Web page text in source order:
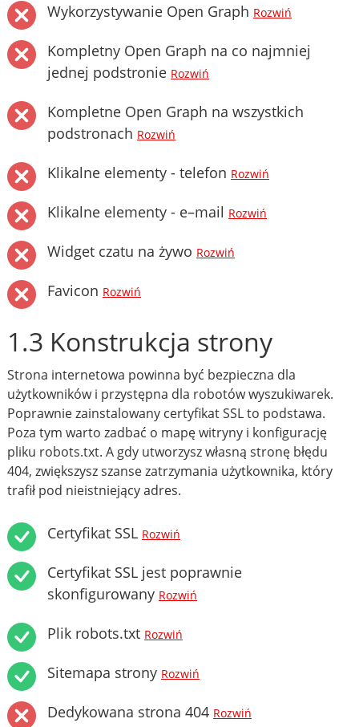
Wykorzystywanie Open Graph Rozwiń
Kompletny Open Graph na co najmniej
jednej podstronie Rozwiń
Kompletne Open Graph na wszystkich
podstronach Rozwiń
Klikalne elementy - telefon Rozwiń
Klikalne elementy - e–mail Rozwiń
Widget czatu na żywo Rozwiń
Favicon Rozwiń
1.3 Konstrukcja strony
Strona internetowa powinna być bezpieczna dla
użytkowników i przystępna dla robotów wyszukiwarek.
Poprawnie zainstalowany certyfikat SSL to podstawa.
Poza tym warto zadbać o mapę witryny i konfigurację
pliku robots.txt. A gdy utworzysz własną stronę błędu
404, zwiększysz szanse zatrzymania użytkownika, który
trafił pod nieistniejący adres.
Certyfikat SSL Rozwiń
Certyfikat SSL jest poprawnie
skonfigurowany Rozwiń
Plik robots.txt Rozwiń
Sitemapa strony Rozwiń
Dedykowana strona 404 Rozwiń